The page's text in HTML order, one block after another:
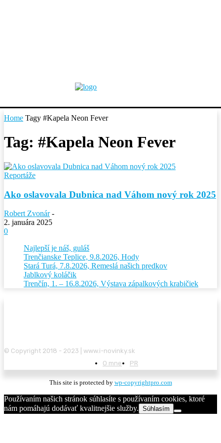
Home Tagy #Kapela Neon Fever
Tag: #Kapela Neon Fever
Reportáže
Ako oslavovala Dubnica nad Váhom nový rok 2025
Robert Zvonár -
2. januára 2025
0
Najlepší je náš, guláš
Trenčianske Teplice, 9.8.2026, Hody
Stará Turá, 7.8.2026, Remeslá našich predkov
Jablkový koláčik
Trenčín, 1. – 16.8.2026, Výstava zápalkových krabičiek
© Copyright 2018 - 2023 | www.i-novinky.sk
O mne
PR
This site is protected by wp-copyrightpro.com
Používaním našich stránok súhlasíte s používaním cookies, ktoré
nám pomáhajú dodávať kvalitnejšie služby. Súhlasím